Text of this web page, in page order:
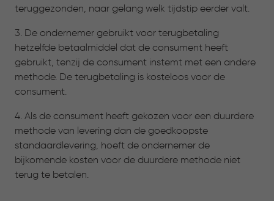
teruggezonden, naar gelang welk tijdstip eerder valt.
3. De ondernemer gebruikt voor terugbetaling
hetzelfde betaalmiddel dat de consument heeft
gebruikt, tenzij de consument instemt met een andere
methode. De terugbetaling is kosteloos voor de
consument.
4. Als de consument heeft gekozen voor een duurdere
methode van levering dan de goedkoopste
standaardlevering, hoeft de ondernemer de
bijkomende kosten voor de duurdere methode niet
terug te betalen.